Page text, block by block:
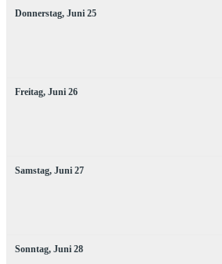
Donnerstag, Juni 25
Freitag, Juni 26
Samstag, Juni 27
Sonntag, Juni 28